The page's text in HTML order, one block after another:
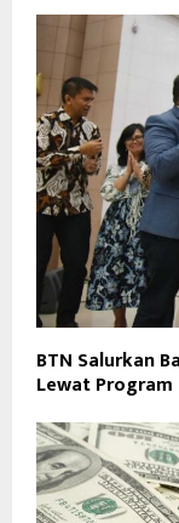
BTN Salurkan
Lewat Program